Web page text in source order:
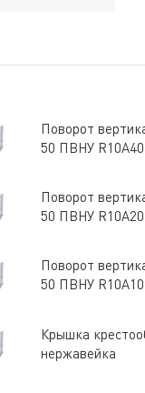
Поворот
50 ПВНУ
Поворот
50 ПВНУ
Поворот
50 ПВНУ
Крышка
нержавейка